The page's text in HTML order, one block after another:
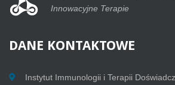
Innowacyjne Terapie
DANE KONTAKTOWE
Instytut Immunologii i Terapii